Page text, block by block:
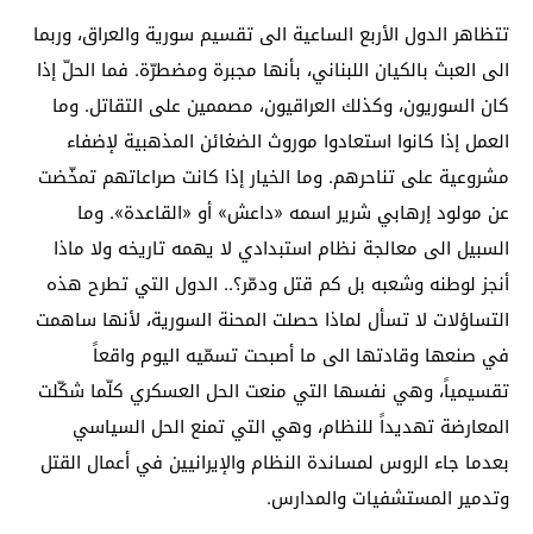
تتظاهر الدول الأربع الساعية الى تقسيم سورية والعراق، وربما
الى العبث بالكيان اللبناني، بأنها مجبرة ومضطرّة. فما الحلّ إذا
كان السوريون، وكذلك العراقيون، مصممين على التقاتل. وما
العمل إذا كانوا استعادوا موروث الضغائن المذهبية لإضفاء
مشروعية على تناحرهم. وما الخيار إذا كانت صراعاتهم تمخّضت
عن مولود إرهابي شرير اسمه «داعش» أو «القاعدة». وما
السبيل الى معالجة نظام استبدادي لا يهمه تاريخه ولا ماذا
أنجز لوطنه وشعبه بل كم قتل ودمّر؟.. الدول التي تطرح هذه
التساؤلات لا تسأل لماذا حصلت المحنة السورية، لأنها ساهمت
في صنعها وقادتها الى ما أصبحت تسمّيه اليوم واقعاً
تقسيمياً، وهي نفسها التي منعت الحل العسكري كلّما شكّلت
المعارضة تهديداً للنظام، وهي التي تمنع الحل السياسي
بعدما جاء الروس لمساندة النظام والإيرانيين في أعمال القتل
وتدمير المستشفيات والمدارس.